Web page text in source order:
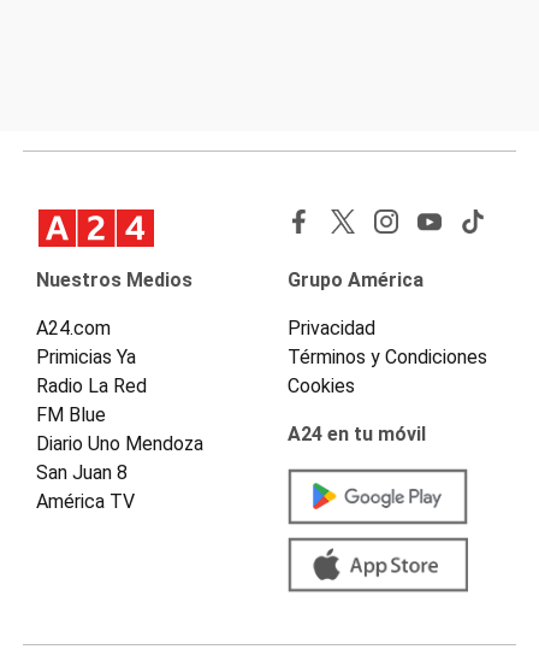
Nuestros Medios
A24.com
Primicias Ya
Radio La Red
FM Blue
Diario Uno Mendoza
San Juan 8
América TV
Grupo América
Privacidad
Términos y Condiciones
Cookies
A24 en tu móvil